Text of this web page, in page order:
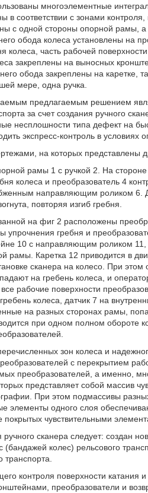
многоэлементные
в соответствии с зонами
с одной стороны опорной рамы, а
обода колеса установлены на
колеса, часть рабочей
закреплены на выносных
обода закреплены на каретке,
мере, одна ручка.
предлагаемым решением
за счет создания ручного
несплошности типа дефект на
экспресс-контроль в
на которых представлены
рамы 1 с ручкой 2. На
колеса и преобразователь 4
направляющим роликом 6.
повторяя изгиб гребня.
на фиг 2 расположены
упрочнения гребня и
10 с направляющим роликом 11,
рамы. Каретка 12 приводится в
сканера на колесо. При
на гребень колеса, и
рабочие поверхности
колеса, датчик 7 на
на разных сторонах рамы,
при одном полном обороте
зон колеса и
с перекрытием
преобразователей, а именно,
представляет собой массив
При этом подмассивы
элементы одного слоя
чувствительными
сканера следует: создан
(бандажей колес) рельсового
транспорта.
контроля поверхности катания
преобразователи и